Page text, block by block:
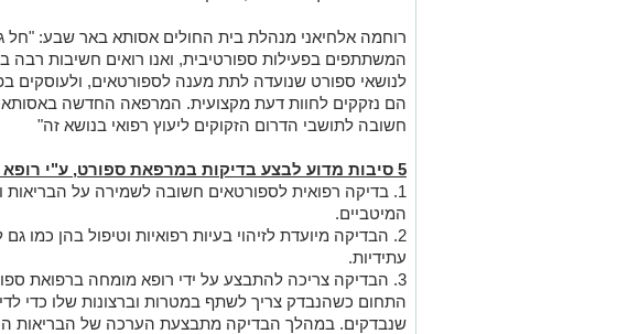
רוחמה אלחיאני מנהלת בית החולים אסותא באר שבע: "חל
המשתתפים בפעילות ספורטיבית, ואנו רואים חשיבות
לנושאי ספורט שנועדה לתת מענה לספורטאים, ולעוסקים
הם נזקקים לחוות דעת מקצועית. המרפאה החדשה
חשובה לתושבי הדרום הזקוקים ליעוץ רפואי בנושא זה"
5 סיבות מדוע לבצע בדיקות במרפאת ספורט, ע"י רופא ספורט:
1. בדיקה רפואית לספורטאים חשובה לשמירה על הבריאות
המיטביים.
2. הבדיקה מיועדת לזיהוי בעיות רפואיות וטיפול בהן כמו
עתידיות.
3. הבדיקה צריכה להתבצע על ידי רופא מומחה ברפואת
התחום כשהנבדק צריך לשתף במטרות וברצונות שלו כדי
שנבדקים. במהלך הבדיקה מתבצעת הערכה של הבריאות